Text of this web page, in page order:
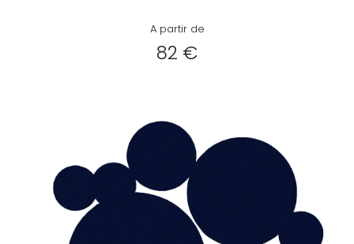
A partir de
82 €